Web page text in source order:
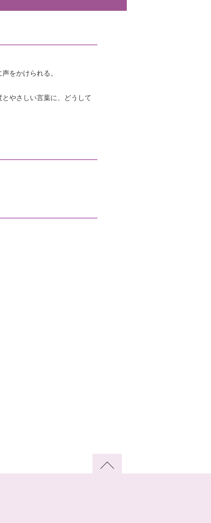
をかけられる。
やさしい言葉に、どうして